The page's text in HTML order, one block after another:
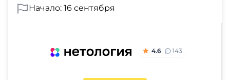
Начало: 16 сентября
4.6 143